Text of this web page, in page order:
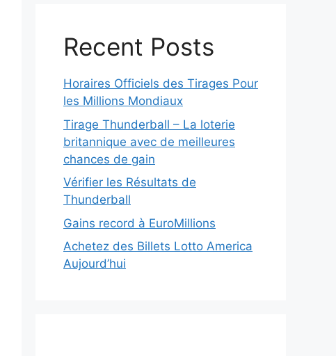
Recent Posts
Horaires Officiels des Tirages Pour
les Millions Mondiaux
Tirage Thunderball – La loterie
britannique avec de meilleures
chances de gain
Vérifier les Résultats de
Thunderball
Gains record à EuroMillions
Achetez des Billets Lotto America
Aujourd’hui